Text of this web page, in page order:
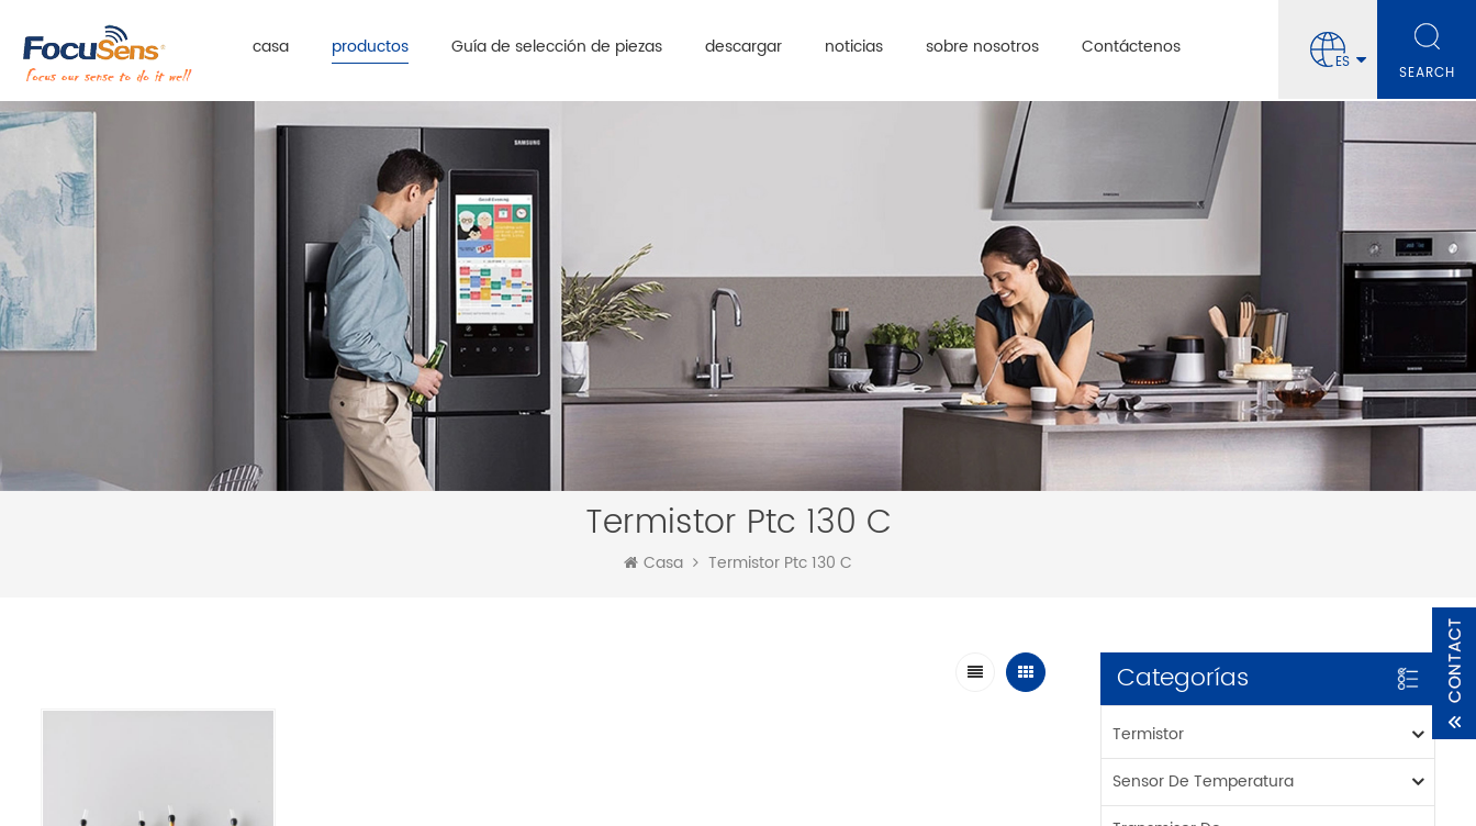
casa productos Guía de selección de piezas descargar noticias sobre nosotros Contáctenos
ES
Termistor Ptc 130 C
Casa Termistor Ptc 130 C
Categorías
Termistor
Sensor De Temperatura